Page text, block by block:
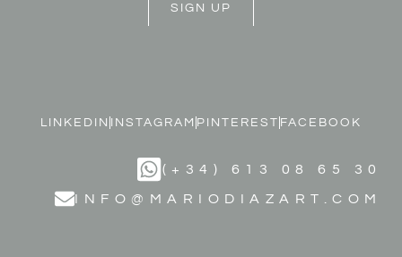
SIGN UP
LINKEDIN INSTAGRAM PINTEREST FACEBOOK
(+34) 613 08 65 30
INFO@MARIODIAZART.COM